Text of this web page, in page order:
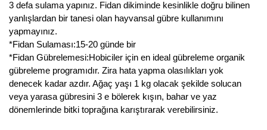
3 defa sulama yapınız. Fidan dikiminde kesinlikle doğru bilinen
yanlışlardan bir tanesi olan hayvansal gübre kullanımını
yapmayınız.
*Fidan Sulaması:15-20 günde bir
*Fidan Gübrelemesi:Hobiciler için en ideal gübreleme organik
gübreleme programıdır. Zira hata yapma olasılıkları yok
denecek kadar azdır. Ağaç yaşı 1 kg olacak şekilde solucan
veya yarasa gübresini 3 e bölerek kışın, bahar ve yaz
dönemlerinde bitki toprağına karıştırarak verebilirsiniz.